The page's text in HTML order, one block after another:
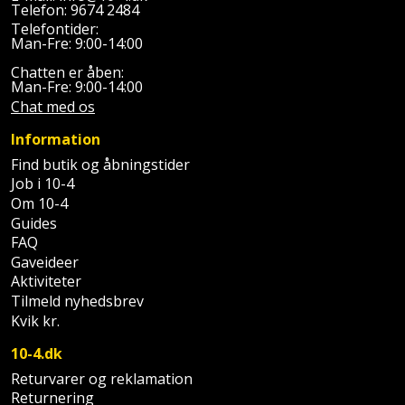
Plastlister
Radonsikring
Rumdeler
Sand
og
grus
Skruer,
bolte
og
møtrikker
Søm
Løfteudstyr
Målebånd
Markeringsværktøj
Mejsel
Murerværktøj
Nedstryger
Nøgleværktøj
Økse
Oliekande
Flisevibrator
Føringsskinne
Forlængerledning
Fugepistol
Fugtmåler
Gipsskruemaskine
Girafsliber
Girafsliber
tilbehør
Høvl
Gummibåd
og
kajak
Havemøbler
Havepleje
Haveredskaber
Haveslange
og
tilbehør
Havetilbehør
Hegn
Telefon: 9674 2484
Telefontider:
Man-Fre: 9:00-14:00
Chatten er åben:
Man-Fre: 9:00-14:00
Chat med os
Information
Find butik og åbningstider
Job i 10-4
Om 10-4
Guides
FAQ
Gaveideer
Aktiviteter
Tilmeld nyhedsbrev
Kvik kr.
10-4.dk
Returvarer og reklamation
Returnering